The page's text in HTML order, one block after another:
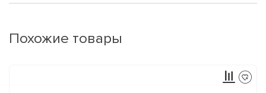
Похожие товары